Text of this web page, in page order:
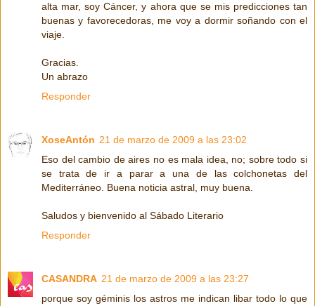
alta mar, soy Cáncer, y ahora que se mis predicciones tan
buenas y favorecedoras, me voy a dormir soñando con el
viaje.
Gracias.
Un abrazo
Responder
XoseAntón 21 de marzo de 2009 a las 23:02
Eso del cambio de aires no es mala idea, no; sobre todo si
se trata de ir a parar a una de las colchonetas del
Mediterráneo. Buena noticia astral, muy buena.
Saludos y bienvenido al Sábado Literario
Responder
CASANDRA 21 de marzo de 2009 a las 23:27
porque soy géminis los astros me indican libar todo lo que